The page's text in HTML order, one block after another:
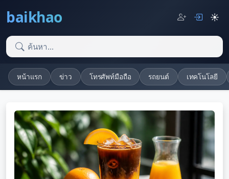
baikhao ☀️
หน้าแรก ข่าว โทรศัพท์มือถือ รถยนต์ เทคโนโลยี